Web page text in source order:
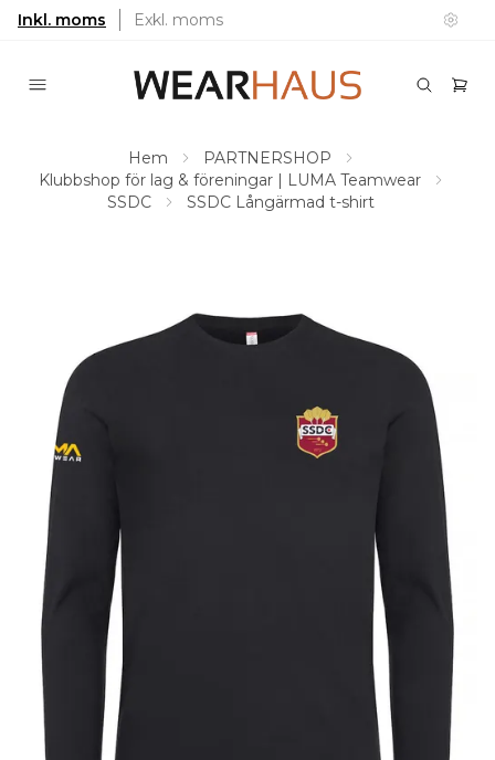
Inkl. moms Exkl. moms
Hem
PARTNERSHOP
Klubbshop för lag & föreningar | LUMA Teamwear
SSDC
SSDC Långärmad t-shirt